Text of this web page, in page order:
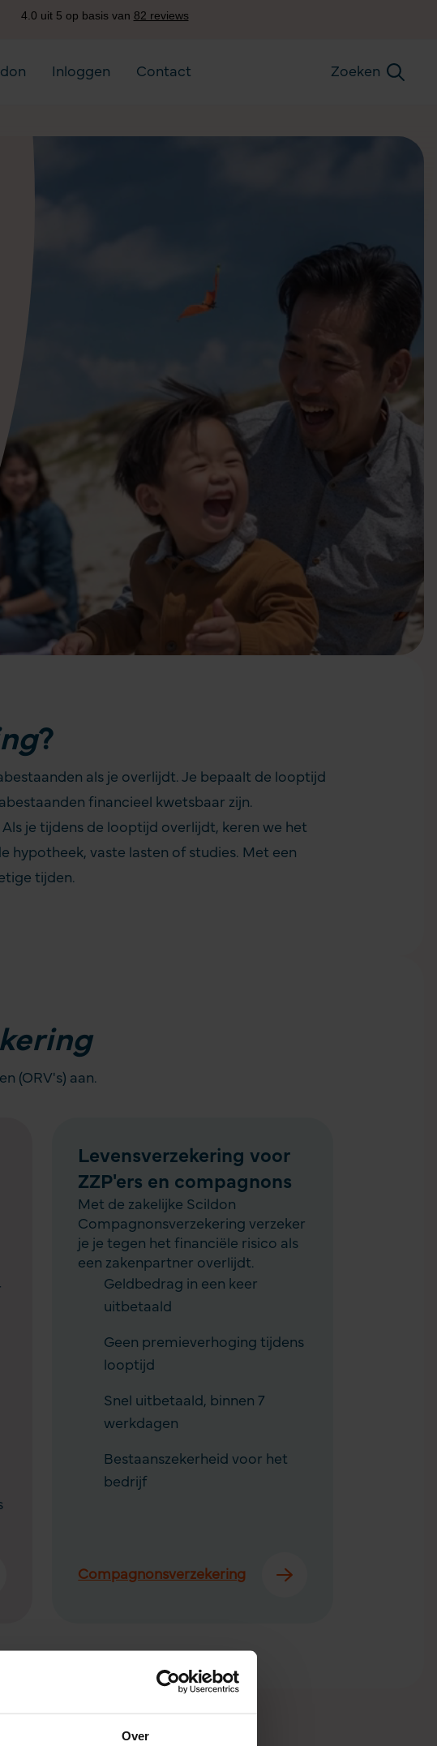
Over
Inloggen Contact Zoeken
?
als je overlijdt. Je bepaalt de looptijd
financieel kwetsbaar zijn.
je tijdens de looptijd overlijdt, keren we het
hypotheek, vaste lasten of studies. Met een
tijden.
(ORV's) aan.
Levensverzekering voor
ZZP'ers en compagnons
Met de zakelijke Scildon
Compagnons­verzekering verzeker
je je tegen het financiële risico als
een zakenpartner overlijdt.
Geldbedrag in een keer
uitbetaald
Geen premieverhoging tijdens
looptijd
Snel uitbetaald, binnen 7
werkdagen
Bestaanszekerheid voor het
bedrijf
Compagnons­­verzekering